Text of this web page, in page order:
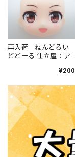
再入荷 ねんどろい
どどーる 仕立屋：ア
¥200